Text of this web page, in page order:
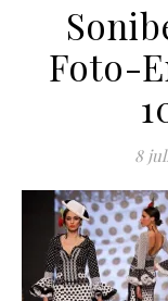
Foto-
8